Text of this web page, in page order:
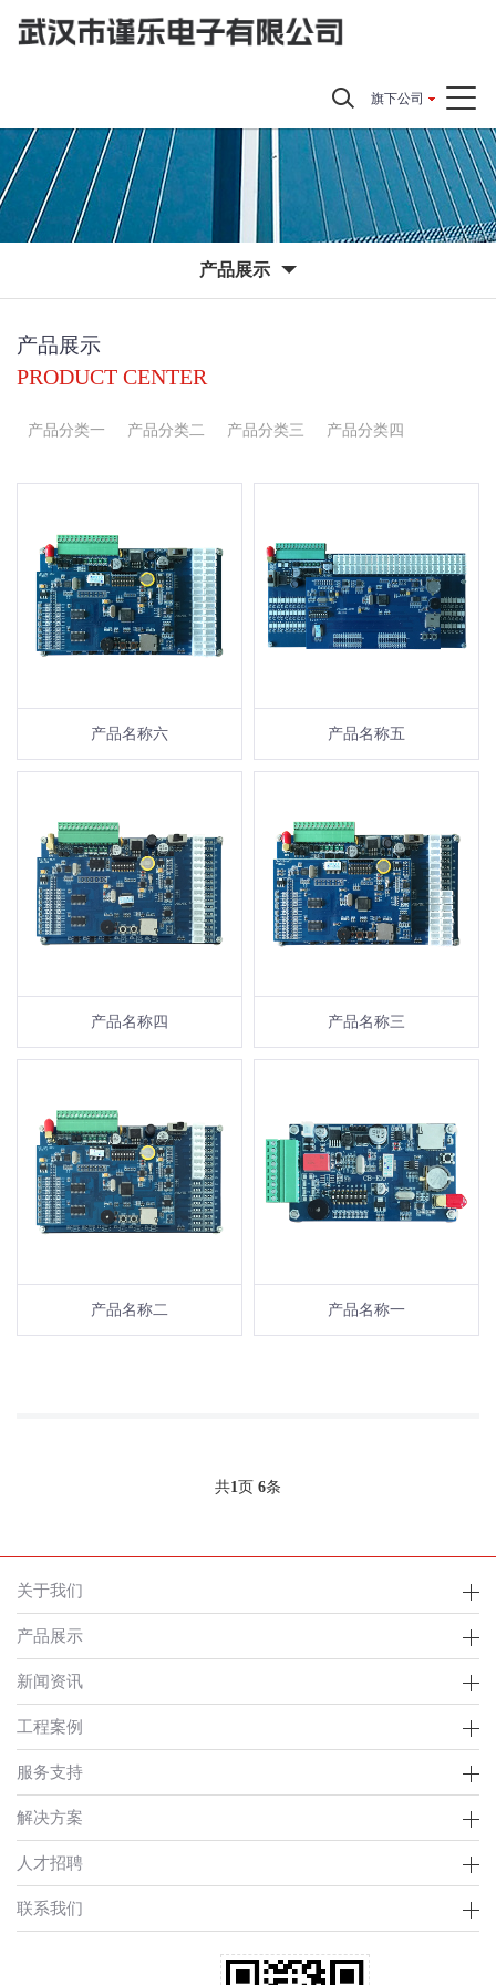
旗下公司
产品展示
产品展示
PRODUCT CENTER
产品分类一 产品分类二 产品分类三 产品分类四
产品名称六 产品名称五
产品名称四 产品名称三
产品名称二 产品名称一
共1页 6条
关于我们
产品展示
新闻资讯
工程案例
服务支持
解决方案
人才招聘
联系我们